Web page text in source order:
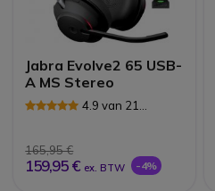
Jabra Evolve2 65 USB-
A MS Stereo
4.9 van 21
165,95 €
159,95 € ex. BTW -4%